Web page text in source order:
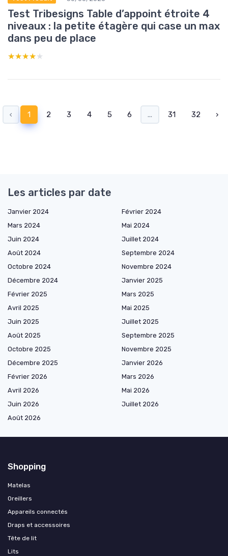
Test Tribesigns Table d’appoint étroite 4
niveaux : la petite étagère qui case un max
dans peu de place
★★★★★
★★★★★
‹ 1 2 3 4 5 6 ... 31 32 ›
Les articles par date
Janvier 2024
Février 2024
Mars 2024
Mai 2024
Juin 2024
Juillet 2024
Août 2024
Septembre 2024
Octobre 2024
Novembre 2024
Décembre 2024
Janvier 2025
Février 2025
Mars 2025
Avril 2025
Mai 2025
Juin 2025
Juillet 2025
Août 2025
Septembre 2025
Octobre 2025
Novembre 2025
Décembre 2025
Janvier 2026
Février 2026
Mars 2026
Avril 2026
Mai 2026
Juin 2026
Juillet 2026
Août 2026
Shopping
Matelas
Oreillers
Appareils connectés
Draps et accessoires
Tête de lit
Lits